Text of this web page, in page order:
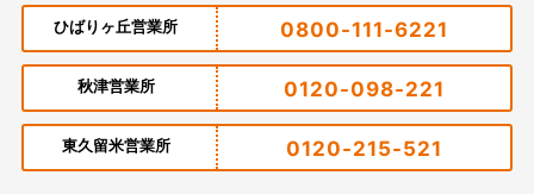
ひばりヶ丘営業所 0800-111-6221
秋津営業所 0120-098-221
東久留米営業所 0120-215-521